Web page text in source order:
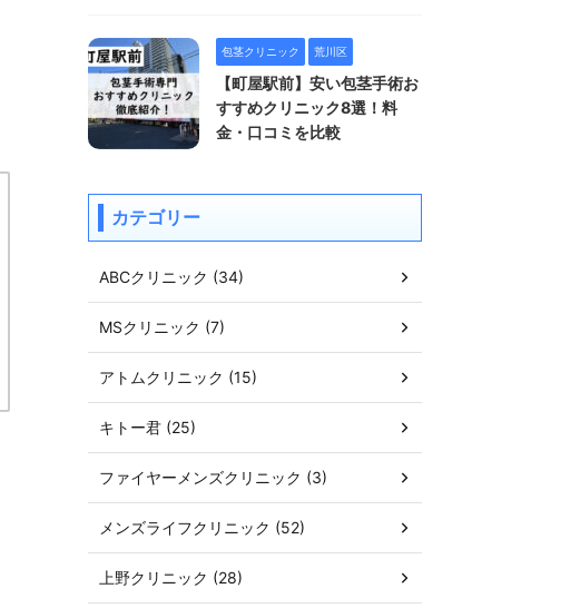
包茎クリニック 荒川区
【町屋駅前】安い包茎手術お
すすめクリニック8選！料
金・口コミを比較
カテゴリー
ABCクリニック (34)
MSクリニック (7)
アトムクリニック (15)
キトー君 (25)
ファイヤーメンズクリニック (3)
メンズライフクリニック (52)
上野クリニック (28)